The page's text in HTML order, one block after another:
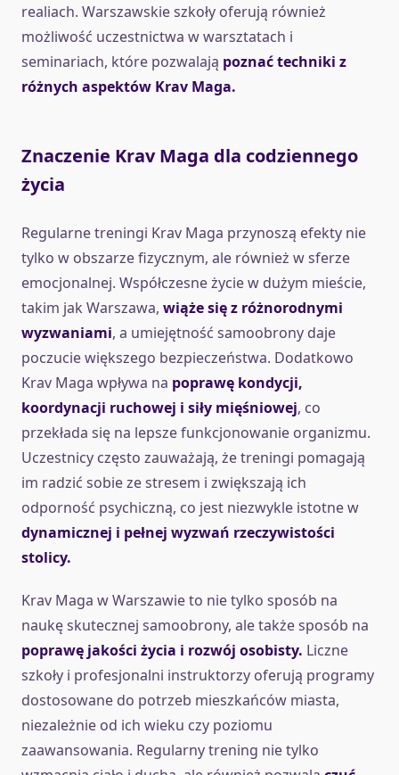
realiach. Warszawskie szkoły oferują również
możliwość uczestnictwa w warsztatach i
seminariach, które pozwalają poznać techniki z
różnych aspektów Krav Maga.
Znaczenie Krav Maga dla codziennego
życia
Regularne treningi Krav Maga przynoszą efekty nie
tylko w obszarze fizycznym, ale również w sferze
emocjonalnej. Współczesne życie w dużym mieście,
takim jak Warszawa, wiąże się z różnorodnymi
wyzwaniami, a umiejętność samoobrony daje
poczucie większego bezpieczeństwa. Dodatkowo
Krav Maga wpływa na poprawę kondycji,
koordynacji ruchowej i siły mięśniowej, co
przekłada się na lepsze funkcjonowanie organizmu.
Uczestnicy często zauważają, że treningi pomagają
im radzić sobie ze stresem i zwiększają ich
odporność psychiczną, co jest niezwykle istotne w
dynamicznej i pełnej wyzwań rzeczywistości
stolicy.
Krav Maga w Warszawie to nie tylko sposób na
naukę skutecznej samoobrony, ale także sposób na
poprawę jakości życia i rozwój osobisty. Liczne
szkoły i profesjonalni instruktorzy oferują programy
dostosowane do potrzeb mieszkańców miasta,
niezależnie od ich wieku czy poziomu
zaawansowania. Regularny trening nie tylko